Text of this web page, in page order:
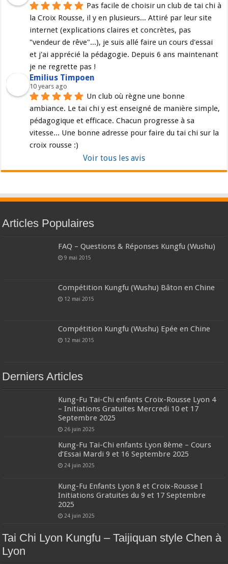
Pas facile de choisir un club de tai chi à
la Croix Rousse, il y en plusieurs... Attiré par leur site
internet (explications claires et concrètes, pas
"vendeur de rêve"...), je suis allé faire un cours d'essai
et j'ai apprécié la pédagogie. Depuis 6 ans maintenant
je ne regrette pas !
Emilius Timpoen
10 years ago
Un club où règne une bonne
ambiance. Le tai chi y est enseigné de manière simple,
pédagogique et efficace. Chacun progresse à sa
vitesse... Une bonne adresse pour faire du tai chi sur la
croix rousse :)
Voir tous les avis
Articles Populaires
FAQ – Questions & Réponses Kungfu (Wushu)
9 mai 2015
Compétition Kungfu (Wushu) Bâton en Chine
12 mai 2015
Compétition Kungfu (Wushu) Epée en Chine
12 mai 2015
Derniers Articles
Kung-Fu Tai-Chi enfants Croix-Rousse Lyon 4
– Initiations Gratuites Mercredi 10 et 17
Septembre 2025
26 juin 2025
Kung-Fu Tai-Chi enfants Lyon 8ème – Cours
d’Essai Mardi 9 et 16 Septembre 2025
24 juin 2025
Kung-Fu Enfants Lyon 8 et Croix-Rousse I
Initiations Gratuites du 9 et 17 Septembre
2025
24 juin 2025
Tai Chi Lyon Kungfu – Taijiquan style Chen à
Lyon